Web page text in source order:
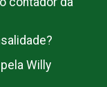
Willy